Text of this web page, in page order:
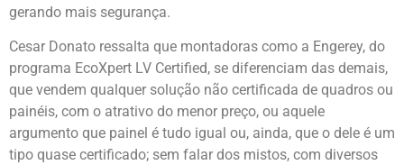
gerando mais segurança.
Cesar Donato ressalta que montadoras como a Engerey, do
programa EcoXpert LV Certified, se diferenciam das demais,
que vendem qualquer solução não certificada de quadros ou
painéis, com o atrativo do menor preço, ou aquele
argumento que painel é tudo igual ou, ainda, que o dele é um
tipo quase certificado; sem falar dos mistos, com diversos